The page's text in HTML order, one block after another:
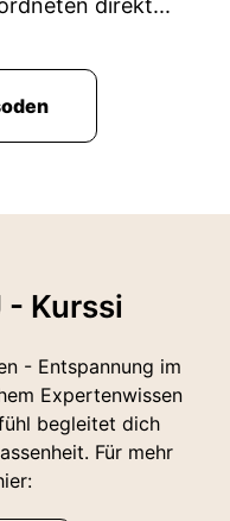
direkt...
- Kurssi
- Entspannung im
Expertenwissen
begleitet dich
Für mehr